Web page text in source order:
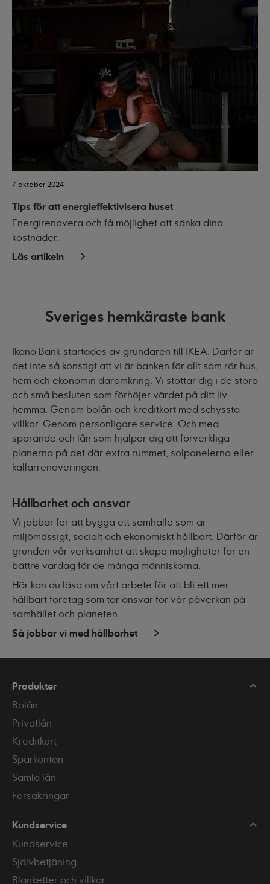
7 oktober 2024
Tips för att energieffektivisera huset
Energirenovera och få möjlighet att sänka dina
kostnader.
Läs artikeln
Sveriges hemkäraste bank
Ikano Bank startades av grundaren till IKEA. Därför är
det inte så konstigt att vi är banken för allt som rör hus,
hem och ekonomin däromkring. Vi stöttar dig i de stora
och små besluten som förhöjer värdet på ditt liv
hemma. Genom bolån och kreditkort med schyssta
villkor. Genom personligare service. Och med
sparande och lån som hjälper dig att förverkliga
planerna på det där extra rummet, solpanelerna eller
källarrenoveringen.
Hållbarhet och ansvar
Vi jobbar för att bygga ett samhälle som är
miljömässigt, socialt och ekonomiskt hållbart. Därför är
grunden vår verksamhet att skapa möjligheter för en
bättre vardag för de många människorna.
Här kan du läsa om vårt arbete för att bli ett mer
hållbart företag som tar ansvar för vår påverkan på
samhället och planeten.
Så jobbar vi med hållbarhet
Produkter
Bolån
Privatlån
Kreditkort
Sparkonton
Samla lån
Försäkringar
Kundservice
Kundservice
Självbetjäning
Blanketter och villkor